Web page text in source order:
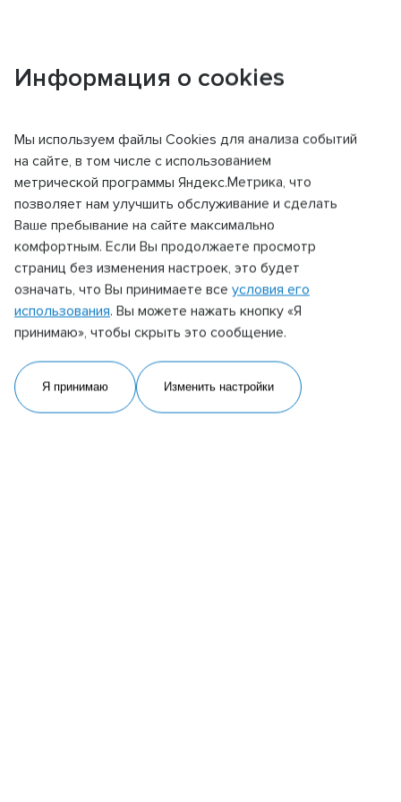
Информация о cookies
Мы используем файлы Сookies для анализа событий
на сайте, в том числе с использованием
метрической программы Яндекс.Метрика, что
позволяет нам улучшить обслуживание и сделать
Ваше пребывание на сайте максимально
комфортным. Если Вы продолжаете просмотр
страниц без изменения настроек, это будет
означать, что Вы принимаете все условия его
использования. Вы можете нажать кнопку «Я
принимаю», чтобы скрыть это сообщение.
Я принимаю Изменить настройки
КОНТАКТЫ
Фронт-офис
Адрес
183038, г. Мурманск,
Портовый проезд, д. 41